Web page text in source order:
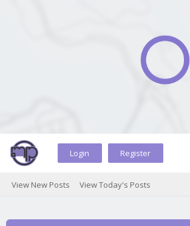
Login Register
View New Posts View Today's Posts